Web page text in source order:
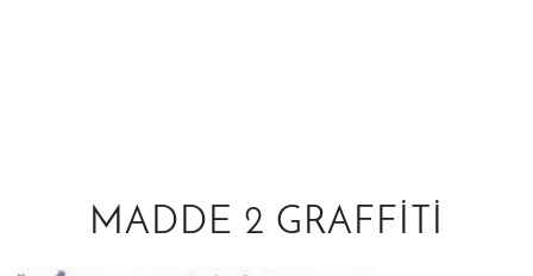
MADDE 2 GRAFFITI